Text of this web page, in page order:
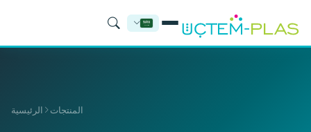
الرئيسية المنتجات